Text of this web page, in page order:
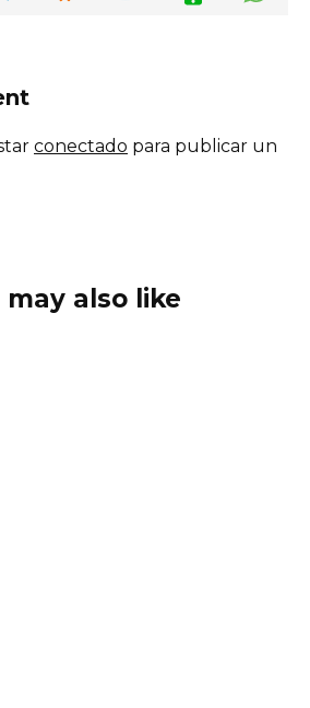
conectado para publicar un
may also like